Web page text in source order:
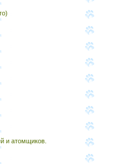
и атомщиков.